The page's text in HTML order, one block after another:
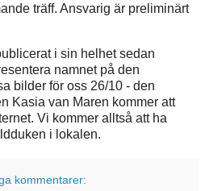
träff. Ansvarig är preliminärt
i sin helhet sedan
namnet på den
bilder för oss 26/10 - den
Kasia van Maren kommer att
Vi kommer alltså att ha
i lokalen.
kommentarer: